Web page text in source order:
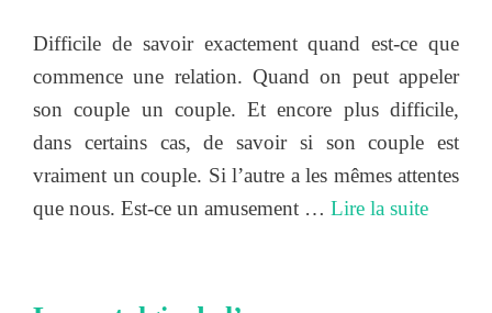
Difficile de savoir exactement quand est-ce que
commence une relation. Quand on peut appeler
son couple un couple. Et encore plus difficile,
dans certains cas, de savoir si son couple est
vraiment un couple. Si l’autre a les mêmes attentes
que nous. Est-ce un amusement … Lire la suite